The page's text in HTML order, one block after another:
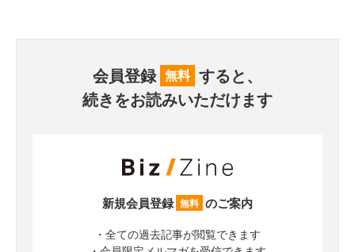
会員登録 無料 すると、
続きをお読みいただけます
新規会員登録 無料 のご案内
・全ての過去記事が閲覧できます